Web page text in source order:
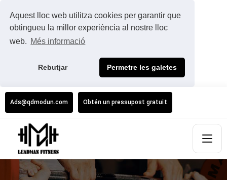
Aquest lloc web utilitza cookies per garantir que
obtingueu la millor experiència al nostre lloc
web. Més informació
Rebutjar Permetre les galetes
Ads@qdmodun.com Obtén un pressupost gratuït